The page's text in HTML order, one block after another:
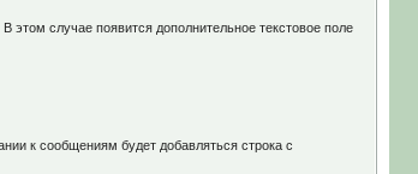
случае появится дополнительное текстовое поле
к сообщениям будет добавляться строка с